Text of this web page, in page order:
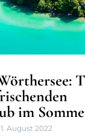
im
1. August 2022